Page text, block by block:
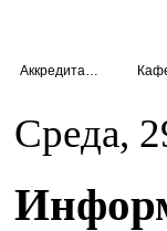
Среда,